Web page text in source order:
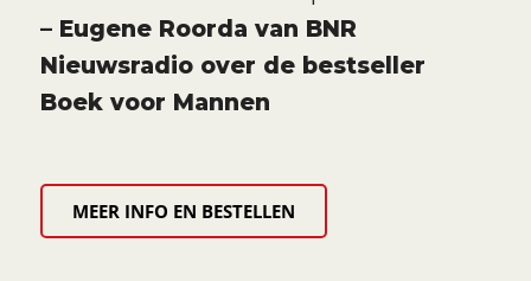
– Eugene Roorda van BNR
Nieuwsradio over de bestseller
Boek voor Mannen
MEER INFO EN BESTELLEN